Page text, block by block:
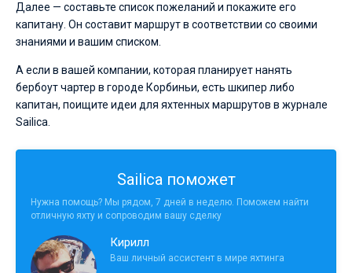
Далее — составьте список пожеланий и покажите его
капитану. Он составит маршрут в соответствии со своими
знаниями и вашим списком.
А если в вашей компании, которая планирует нанять
бербоут чартер в городе Корбиньи, есть шкипер либо
капитан, поищите идеи для яхтенных маршрутов в журнале
Sailica.
Sailica поможет
Нужна помощь? Мы рядом, 7 дней в неделю. Поможем найти
отличную яхту и сопроводим вашу сделку
Кирилл
Ваш личный ассистент в мире яхтинга